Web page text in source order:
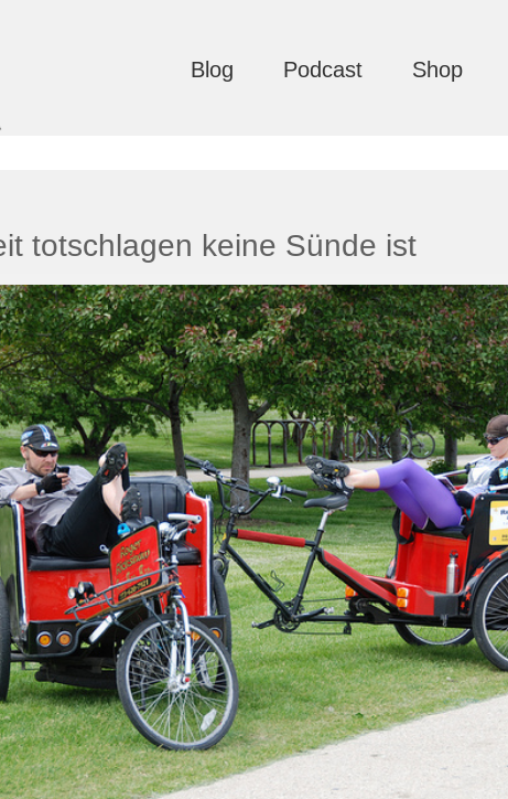
Blog Podcast Shop
totschlagen keine Sünde ist